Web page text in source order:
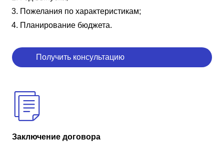
Пожелания по характеристикам;
Планирование бюджета.
Получить консультацию
Заключение договора